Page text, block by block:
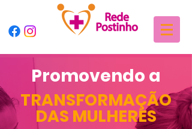
Promovendo a
TRANSFORMAÇÃO
DAS MULHERES